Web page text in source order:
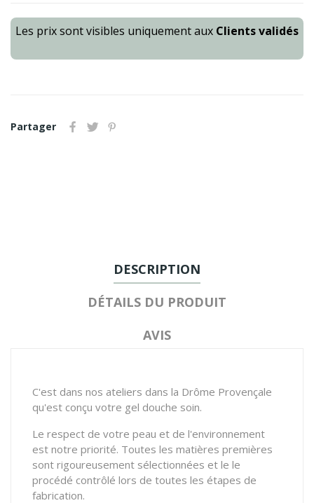
Les prix sont visibles uniquement aux Clients validés
Partager
DESCRIPTION
DÉTAILS DU PRODUIT
AVIS
C'est dans nos ateliers dans la Drôme Provençale
qu'est conçu votre gel douche soin.
Le respect de votre peau et de l'environnement
est notre priorité. Toutes les matières premières
sont rigoureusement sélectionnées et le le
procédé contrôlé lors de toutes les étapes de
fabrication.